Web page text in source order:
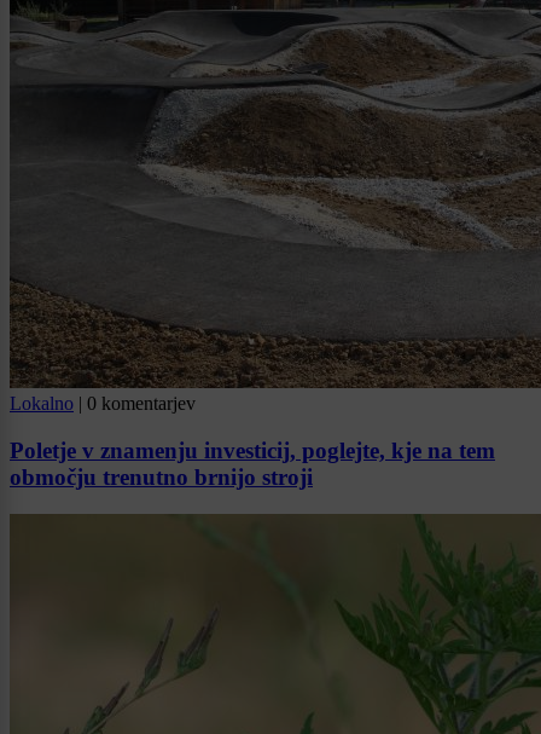
Lokalno | 0 komentarjev
Poletje v znamenju investicij, poglejte, kje na tem
območju trenutno brnijo stroji